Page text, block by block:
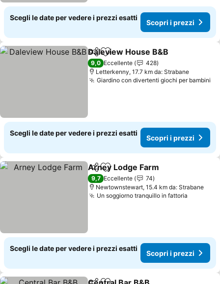
Scegli le date per vedere i prezzi esatti
Scopri i prezzi
CondividiAggiungi ai preferiti
Daleview House B&B
9,0 Eccellente
428
Letterkenny, 17.7 km da: Strabane
Giardino con divertenti giochi per bambini
Scegli le date per vedere i prezzi esatti
Scopri i prezzi
CondividiAggiungi ai preferiti
Arney Lodge Farm
9,7 Eccellente
74
Newtownstewart, 15.4 km da: Strabane
Un soggiorno tranquillo in fattoria
Scegli le date per vedere i prezzi esatti
Scopri i prezzi